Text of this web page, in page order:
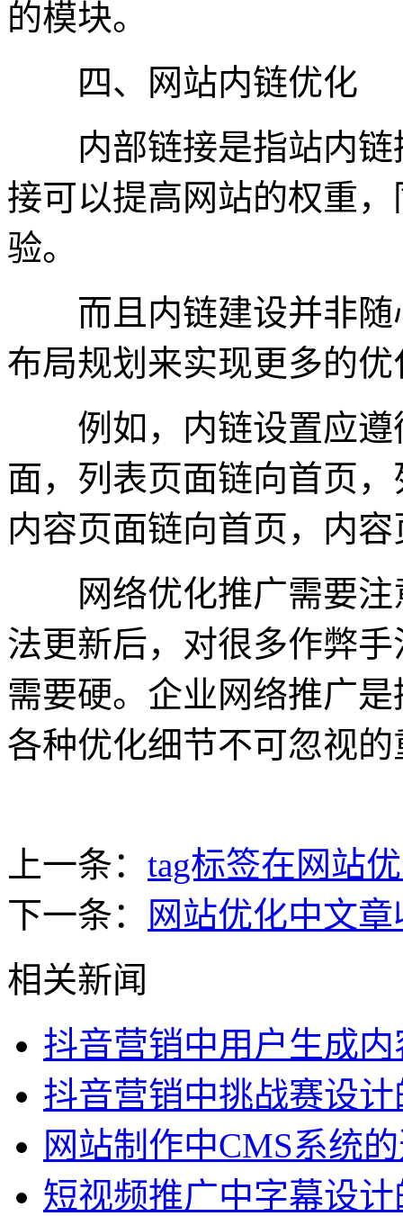
的模块。
四、网站内链优化
内部链接是指站内链
接可以提高网站的权重
验。
而且内链建设并非随
布局规划来实现更多的
例如，内链设置应遵
面，列表页面链向首页
内容页面链向首页，内
网络优化推广需要注
法更新后，对很多作弊
需要硬。企业网络推广
各种优化细节不可忽视
上一条： tag标签在网站
下一条：
网站优化中文
相关新闻
抖音营销中用户生成
抖音营销中挑战赛设
网站制作中CMS系统
短视频推广中字幕设